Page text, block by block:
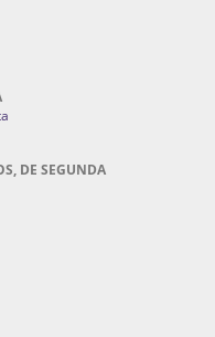
DE SEGUNDA